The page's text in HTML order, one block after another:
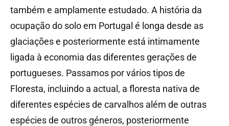
também e amplamente estudado. A história da
ocupação do solo em Portugal é longa desde as
glaciações e posteriormente está intimamente
ligada à economia das diferentes gerações de
portugueses. Passamos por vários tipos de
Floresta, incluindo a actual, a floresta nativa de
diferentes espécies de carvalhos além de outras
espécies de outros géneros, posteriormente